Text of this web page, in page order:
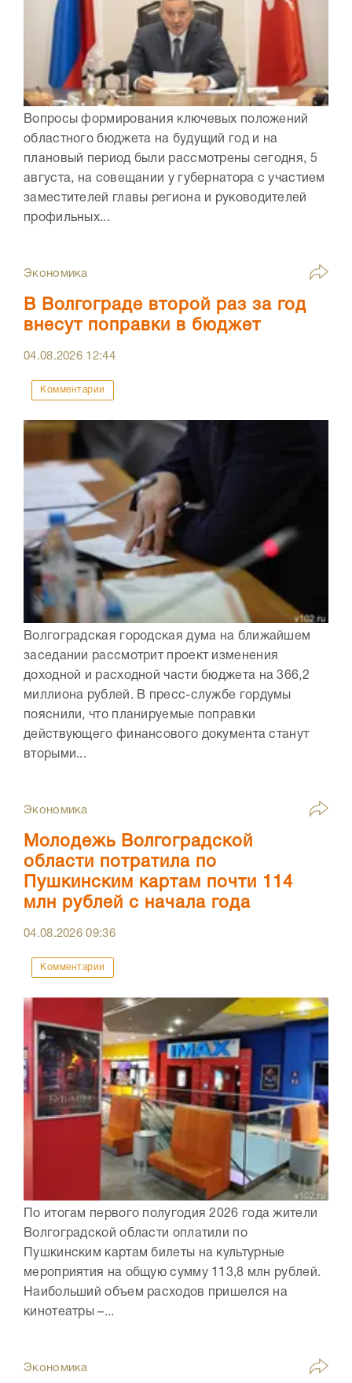
Вопросы формирования ключевых положений
областного бюджета на будущий год и на
плановый период были рассмотрены сегодня, 5
августа, на совещании у губернатора с участием
заместителей главы региона и руководителей
профильных...
Экономика
В Волгограде второй раз за год
внесут поправки в бюджет
04.08.2026 12:44
Комментарии
Волгоградская городская дума на ближайшем
заседании рассмотрит проект изменения
доходной и расходной части бюджета на 366,2
миллиона рублей. В пресс-службе гордумы
пояснили, что планируемые поправки
действующего финансового документа станут
вторыми...
Экономика
Молодежь Волгоградской
области потратила по
Пушкинским картам почти 114
млн рублей с начала года
04.08.202609:36
Комментарии
По итогам первого полугодия 2026 года жители
Волгоградской области оплатили по
Пушкинским картам билеты на культурные
мероприятия на общую сумму 113,8 млн рублей.
Наибольший объем расходов пришелся на
кинотеатры –...
Экономика